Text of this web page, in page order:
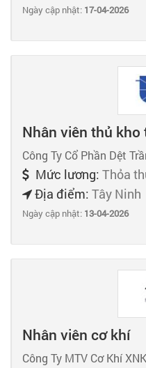
Ngày cập nhật: 17-04-2026
Nhân viên thủ kho
Công Ty Cổ Phần Dệt
Mức lương: Thỏa
Địa điểm: Tây Ninh
Ngày cập nhật: 13-04-2026
Nhân viên cơ khí
Công Ty MTV Cơ Khí